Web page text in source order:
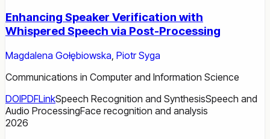
Enhancing Speaker Verification with
Whispered Speech via Post-Processing
Magdalena Gołębiowska Piotr Syga
Communications in Computer and Information Science
DOIPDFLinkSpeech Recognition and SynthesisSpeech and
Audio ProcessingFace recognition and analysis
2026